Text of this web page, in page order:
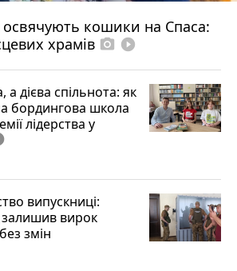
освячують кошики на Спаса:
храмів photo_camera play_circle_filled
дієва спільнота: як
бордингова школа
лідерства у
випускниці:
залишив вирок
змін